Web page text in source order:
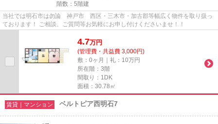
階数：5階建
当社では明石市は勿論 神戸市 西区・三木市・加古郡等幅広く物件を取り扱っ
ております！ ご相談、ご質問等お気軽にお申し付けくださいませ！！
4.7万円
(管理費・共益費 3,000円)
敷：0ヶ月｜礼：10万円
所在階：3階
間取り：1DK
面積：30.78㎡
賃貸｜マンション ベルトピア西明石7